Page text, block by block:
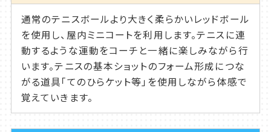
通常のテニスボールより大きく柔らかいレッドボール
を使用し、屋内ミニコートを利用します。テニスに連
動するような運動をコーチと一緒に楽しみながら行
います。テニスの基本ショットのフォーム形成につな
がる道具「てのひらケット等」を使用しながら体感で
覚えていきます。